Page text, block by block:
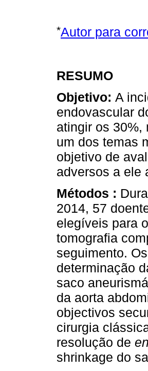
*Autor para
RESUMO
Objetivo: A
endovascular
atingir os 30%,
um dos temas
objetivo de
adversos a ele
Métodos :
2014, 57
elegíveis para
tomografia
seguimento.
determinação
saco
da aorta
objectivos
cirurgia
resolução de
shrinkage do